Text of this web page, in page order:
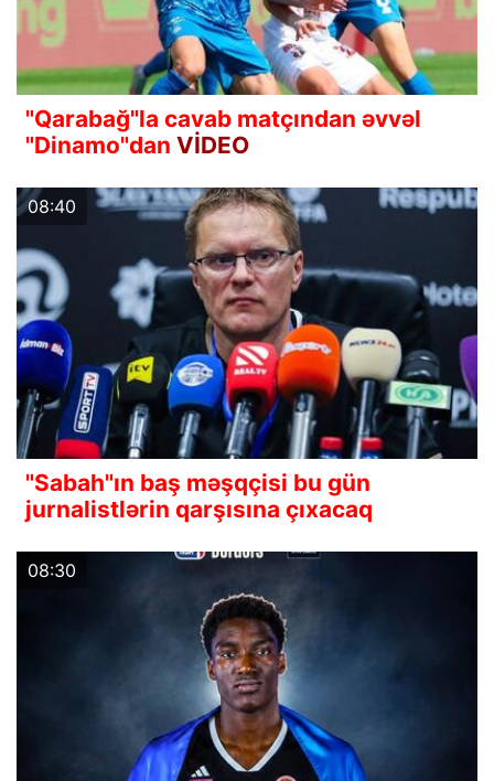
"Qarabağ"la cavab matçından əvvəl
"Dinamo"dan VİDEO
08:40
"Sabah"ın baş məşqçisi bu gün
jurnalistlərin qarşısına çıxacaq
08:30